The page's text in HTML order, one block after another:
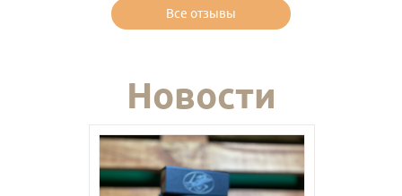
Все отзывы
Новости